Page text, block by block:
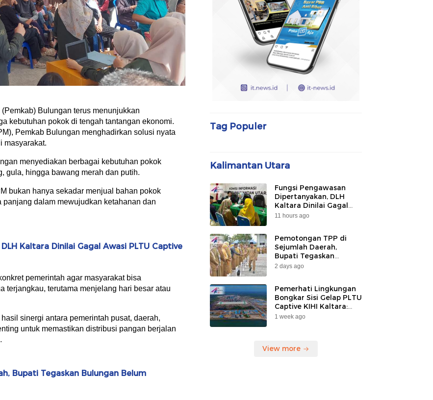
Bulungan terus menunjukkan
kebutuhan pokok di tengah tantangan ekonomi.
Pemkab Bulungan menghadirkan solusi nyata
masyarakat.
menyediakan berbagai kebutuhan pokok
gula, hingga bawang merah dan putih.
bukan hanya sekadar menjual bahan pokok
dalam mewujudkan ketahanan dan
Kaltara Dinilai Gagal Awasi PLTU Captive
pemerintah agar masyarakat bisa
terjangkau, terutama menjelang hari besar atau
sinergi antara pemerintah pusat, daerah,
untuk memastikan distribusi pangan berjalan
Bupati Tegaskan Bulungan Belum
Tag Populer
Kalimantan Utara
Fungsi Pengawasan
Dipertanyakan, DLH
Kaltara Dinilai Gagal
Awasi PLTU Captive dan
11 hours ago
Pemotongan TPP di
Sejumlah Daerah,
Bupati Tegaskan
Bulungan Belum
2 days ago
Pemerhati Lingkungan
Bongkar Sisi Gelap PLTU
Captive KIHI Kaltara:
“Industri Hijau Hanya
1 week ago
View more